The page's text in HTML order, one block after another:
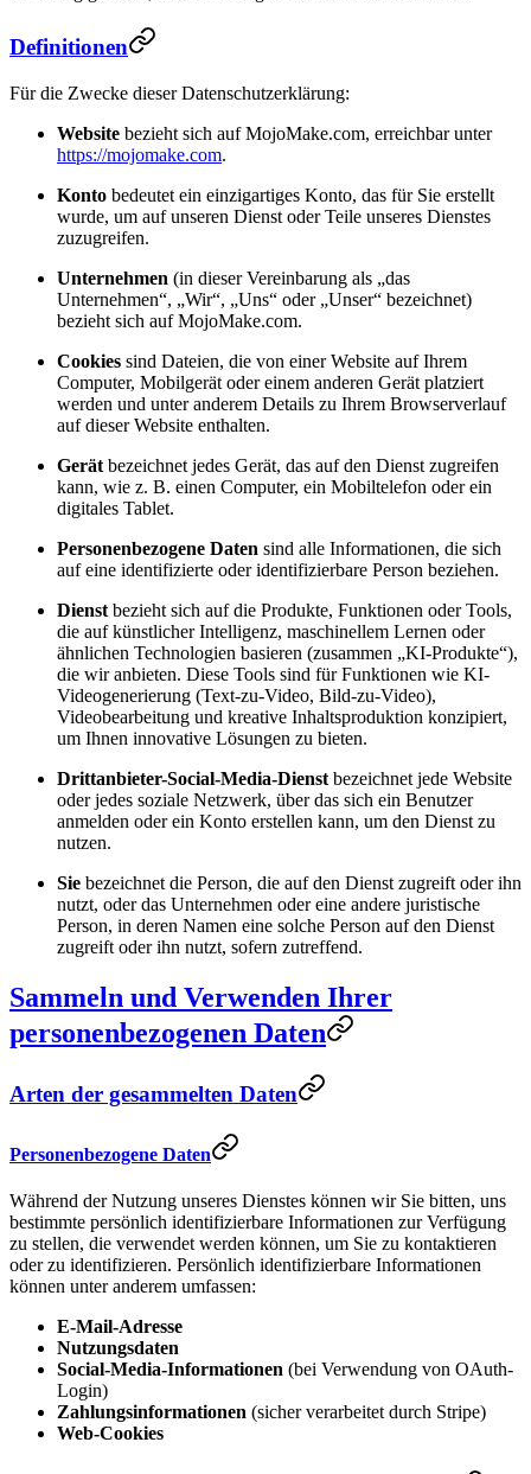
Definitionen
Für die Zwecke dieser Datenschutzerklärung:
Website bezieht sich auf MojoMake.com, erreichbar unter
https://mojomake.com.
Konto bedeutet ein einzigartiges Konto, das für Sie erstellt
wurde, um auf unseren Dienst oder Teile unseres Dienstes
zuzugreifen.
Unternehmen (in dieser Vereinbarung als „das
Unternehmen“, „Wir“, „Uns“ oder „Unser“ bezeichnet)
bezieht sich auf MojoMake.com.
Cookies sind Dateien, die von einer Website auf Ihrem
Computer, Mobilgerät oder einem anderen Gerät platziert
werden und unter anderem Details zu Ihrem Browserverlauf
auf dieser Website enthalten.
Gerät bezeichnet jedes Gerät, das auf den Dienst zugreifen
kann, wie z. B. einen Computer, ein Mobiltelefon oder ein
digitales Tablet.
Personenbezogene Daten sind alle Informationen, die sich
auf eine identifizierte oder identifizierbare Person beziehen.
Dienst bezieht sich auf die Produkte, Funktionen oder Tools,
die auf künstlicher Intelligenz, maschinellem Lernen oder
ähnlichen Technologien basieren (zusammen „KI-Produkte“),
die wir anbieten. Diese Tools sind für Funktionen wie KI-
Videogenerierung (Text-zu-Video, Bild-zu-Video),
Videobearbeitung und kreative Inhaltsproduktion konzipiert,
um Ihnen innovative Lösungen zu bieten.
Drittanbieter-Social-Media-Dienst bezeichnet jede Website
oder jedes soziale Netzwerk, über das sich ein Benutzer
anmelden oder ein Konto erstellen kann, um den Dienst zu
nutzen.
Sie bezeichnet die Person, die auf den Dienst zugreift oder ihn
nutzt, oder das Unternehmen oder eine andere juristische
Person, in deren Namen eine solche Person auf den Dienst
zugreift oder ihn nutzt, sofern zutreffend.
Sammeln und Verwenden Ihrer
personenbezogenen Daten
Arten der gesammelten Daten
Personenbezogene Daten
Während der Nutzung unseres Dienstes können wir Sie bitten, uns
bestimmte persönlich identifizierbare Informationen zur Verfügung
zu stellen, die verwendet werden können, um Sie zu kontaktieren
oder zu identifizieren. Persönlich identifizierbare Informationen
können unter anderem umfassen:
E-Mail-Adresse
Nutzungsdaten
Social-Media-Informationen (bei Verwendung von OAuth-
Login)
Zahlungsinformationen (sicher verarbeitet durch Stripe)
Web-Cookies